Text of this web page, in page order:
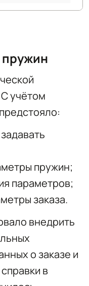
учётом
пружин;
параметров;
заказа.
внедрить
о заказе и
в